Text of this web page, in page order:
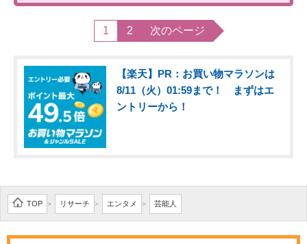
1 2 次のページ
【楽天】PR：お買い物マラソンは
8/11（火）01:59まで！ まずはエ
ントリーから！
TOP > リサーチ > エンタメ > 芸能人